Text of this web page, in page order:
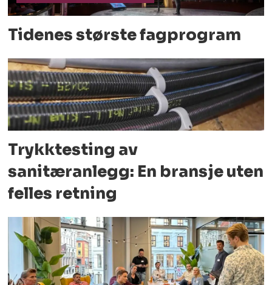
Tidenes største fagprogram
Trykktesting av
sanitæranlegg: En bransje uten
felles retning